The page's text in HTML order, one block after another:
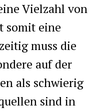
Vielzahl von
somit eine
muss die
auf der
als schwierig
sind in